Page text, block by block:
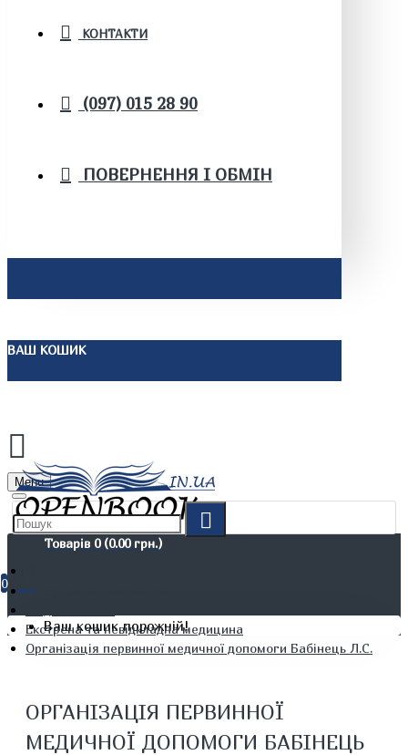
КОНТАКТИ
(097) 015 28 90
ПОВЕРНЕННЯ І ОБМІН
ВАШ КОШИК
Menu
Товарів 0 (0.00 грн.)
0
Ваш кошик порожній!
Не художня література
Екстрена та невідкладна медицина
Організація первинної медичної допомоги Бабінець Л.С.
ОРГАНІЗАЦІЯ ПЕРВИННОЇ
МЕДИЧНОЇ ДОПОМОГИ БАБІНЕЦЬ